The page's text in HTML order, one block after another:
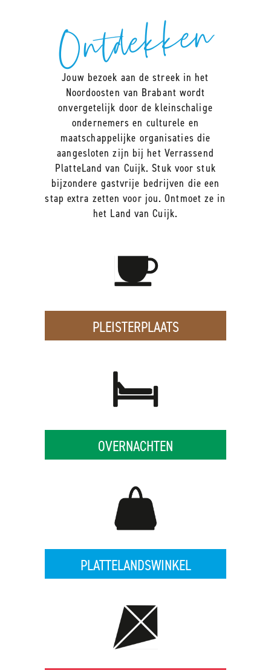
Ontdekken
Jouw bezoek aan de streek in het
Noordoosten van Brabant wordt
onvergetelijk door de kleinschalige
ondernemers en culturele en
maatschappelijke organisaties die
aangesloten zijn bij het Verrassend
PlatteLand van Cuijk. Stuk voor stuk
bijzondere gastvrije bedrijven die een
stap extra zetten voor jou. Ontmoet ze in
het Land van Cuijk.
PLEISTERPLAATS
OVERNACHTEN
PLATTELANDSWINKEL